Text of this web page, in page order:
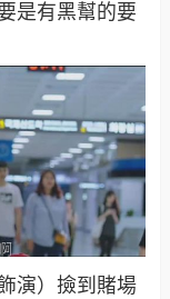
是有黑幫的要
演）撿到賭場